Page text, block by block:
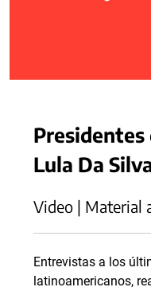
Lula Da
Video | Material
Entrevistas a los
latinoamericanos,